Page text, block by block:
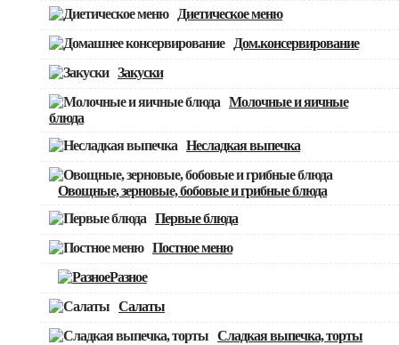
Диетическое меню
Дом.консервирование
Закуски
Молочные и яичные
блюда
Несладкая выпечка
Овощные, зерновые, бобовые и грибные блюда
Первые блюда
Постное меню
Разное
Салаты
Сладкая выпечка, торты